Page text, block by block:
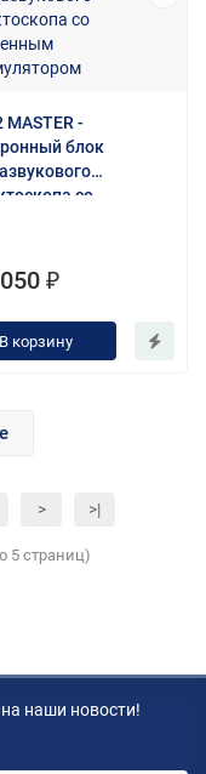
MASTER -
блок
со
₽
В корзину
> >|
5 страниц)
наши новости!